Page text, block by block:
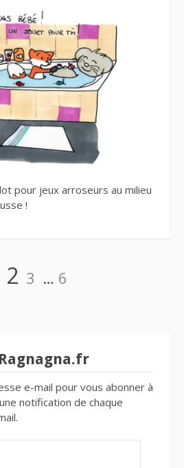
pour jeux arroseurs au milieu
!
Page
2 Page
3 … Page
6
e-mail pour vous abonner à
notification de chaque